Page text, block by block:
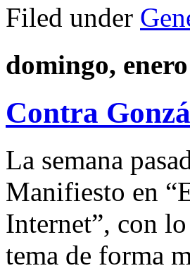
Filed under
domingo,
Contra
La semana
Manifiesto en
Internet”, con
tema de forma